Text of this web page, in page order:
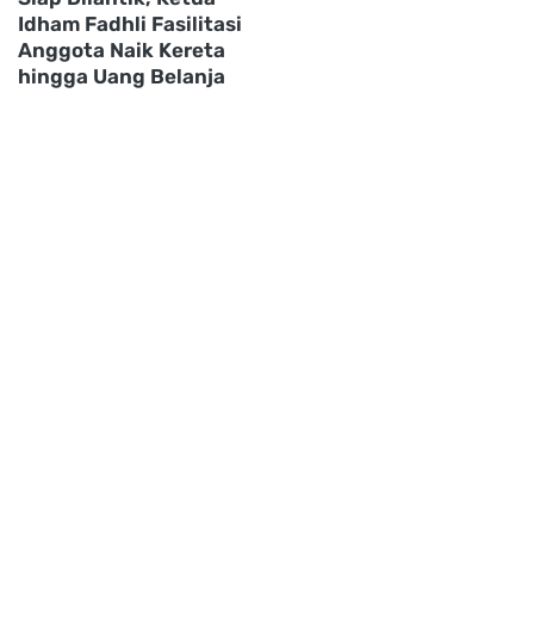
Idham Fadhli Fasilitasi
Anggota Naik Kereta
hingga Uang Belanja